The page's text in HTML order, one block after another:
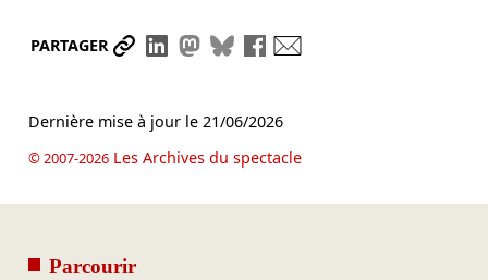
PARTAGER Partager le lien
Partager sur LinkedIn
Partager sur Mastodon
Partager sur Bluesky
Partager sur Facebook
Dernière mise à jour le 21/06/2026
© 2007-2026Les Archives du spectacle
Parcourir